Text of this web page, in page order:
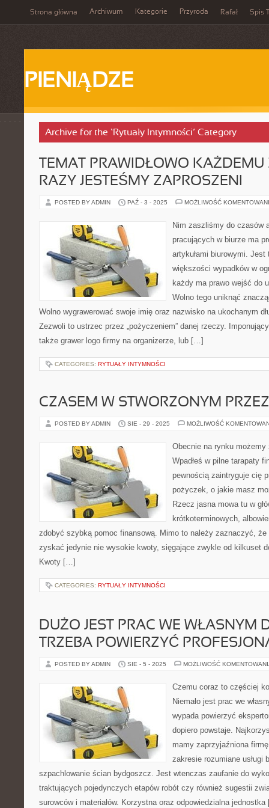
Strona główna Archiwum Kategorie Przyroda Rafał Spis
PIENIĄDZE
Archive for the ‘Rytuały Intymności’ Category
TEMAT PRAWIDŁOWO
RAZY JESTEŚMY ZAPROSZENI
POSTED BY ADMIN PAŹ - 3 - 2025 MOŻLIWOŚĆ
Nim zaszliśmy do czasów
pracujących w biurze ma
artykułami biurowymi.
większości wypadków w
każdy ma prawo wejść do
Wolno tego uniknąć
Wolno wygrawerować swoje imię oraz nazwisko na ukochanym
Zezwoli to ustrzec przez „pożyczeniem” danej rzeczy.
także grawer logo firmy na organizerze, lub […]
CATEGORIES: RYTUAŁY INTYMNOŚCI
CZASEM W STWORZONYM
POSTED BY ADMIN SIE - 29 - 2025 MOŻLIWOŚĆ
Obecnie na rynku
Wpadłeś w pilne tarapaty
pewnością zaintryguje cię
pożyczek, o jakie masz
Rzecz jasna mowa tu w
krótkoterminowych,
zdobyć szybką pomoc finansową. Mimo to należy zaznaczyć,
zyskać jedynie nie wysokie kwoty, sięgające zwykle od kilkuset
Kwoty […]
CATEGORIES: RYTUAŁY INTYMNOŚCI
DUŻO JEST PRAC WE WŁASNYM
TRZEBA POWIERZYĆ
POSTED BY ADMIN SIE - 5 - 2025 MOŻLIWOŚĆ
Czemu coraz to częściej
Niemało jest prac we
wypada powierzyć
dopiero powstaje.
mamy zaprzyjaźniona
zakresie rozumiane usługi
szpachlowanie ścian bydgoszcz. Jest wtenczas zaufanie do
traktujących pojedynczych etapów robót czy również sugestii
surowców i materiałów. Korzystna oraz odpowiedzialna